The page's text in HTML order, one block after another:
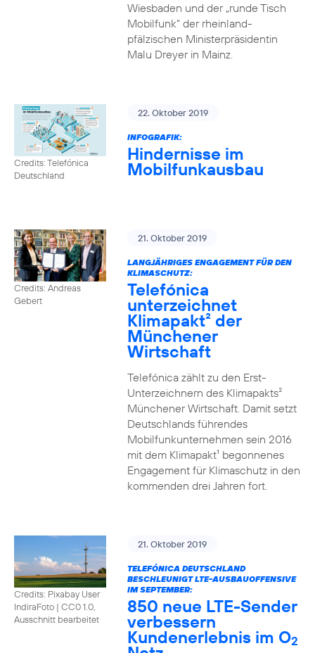
Wiesbaden und der „runde Tisch
Mobilfunk“ der rheinland-
pfälzischen Ministerpräsidentin
Malu Dreyer in Mainz.
Credits: Telefónica
Deutschland
22. Oktober 2019
INFOGRAFIK:
Hindernisse im
Mobilfunkausbau
Credits: Andreas
Gebert
21. Oktober 2019
LANGJÄHRIGES ENGAGEMENT FÜR DEN
KLIMASCHUTZ:
Telefónica
unterzeichnet
Klimapakt² der
Münchener
Wirtschaft
Telefónica zählt zu den Erst-
Unterzeichnern des Klimapakts²
Münchener Wirtschaft. Damit setzt
Deutschlands führendes
Mobilfunkunternehmen sein 2016
mit dem Klimapakt¹ begonnenes
Engagement für Klimaschutz in den
kommenden drei Jahren fort.
Credits: Pixabay User
IndiraFoto | CC0 1.0,
Ausschnitt bearbeitet
21. Oktober 2019
TELEFÓNICA DEUTSCHLAND
BESCHLEUNIGT LTE-AUSBAUOFFENSIVE
IM SEPTEMBER:
850 neue LTE-Sender
verbessern
Kundenerlebnis im O2